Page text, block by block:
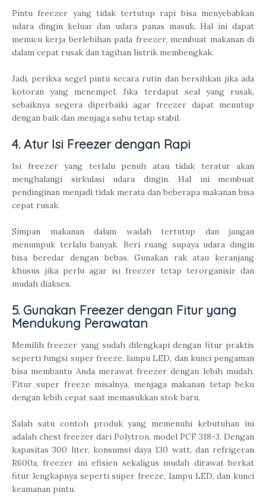
Pintu freezer yang tidak tertutup rapi bisa menyebabkan
udara dingin keluar dan udara panas masuk. Hal ini dapat
memicu kerja berlebihan pada freezer, membuat makanan di
dalam cepat rusak dan tagihan listrik membengkak.
Jadi, periksa segel pintu secara rutin dan bersihkan jika ada
kotoran yang menempel. Jika terdapat seal yang rusak,
sebaiknya segera diperbaiki agar freezer dapat menutup
dengan baik dan menjaga suhu tetap stabil.
4. Atur Isi Freezer dengan Rapi
Isi freezer yang terlalu penuh atau tidak teratur akan
menghalangi sirkulasi udara dingin. Hal ini membuat
pendinginan menjadi tidak merata dan beberapa makanan bisa
cepat rusak.
Simpan makanan dalam wadah tertutup dan jangan
menumpuk terlalu banyak. Beri ruang supaya udara dingin
bisa beredar dengan bebas. Gunakan rak atau keranjang
khusus jika perlu agar isi freezer tetap terorganisir dan
mudah diakses.
5. Gunakan Freezer dengan Fitur yang
Mendukung Perawatan
Memilih freezer yang sudah dilengkapi dengan fitur praktis
seperti fungsi super freeze, lampu LED, dan kunci pengaman
bisa membantu Anda merawat freezer dengan lebih mudah.
Fitur super freeze misalnya, menjaga makanan tetap beku
dengan lebih cepat saat memasukkan stok baru.
Salah satu contoh produk yang memenuhi kebutuhan ini
adalah chest freezer dari Polytron, model PCF 318-3. Dengan
kapasitas 300 liter, konsumsi daya 130 watt, dan refrigeran
R600a, freezer ini efisien sekaligus mudah dirawat berkat
fitur lengkapnya seperti super freeze, lampu LED, dan kunci
keamanan pintu.